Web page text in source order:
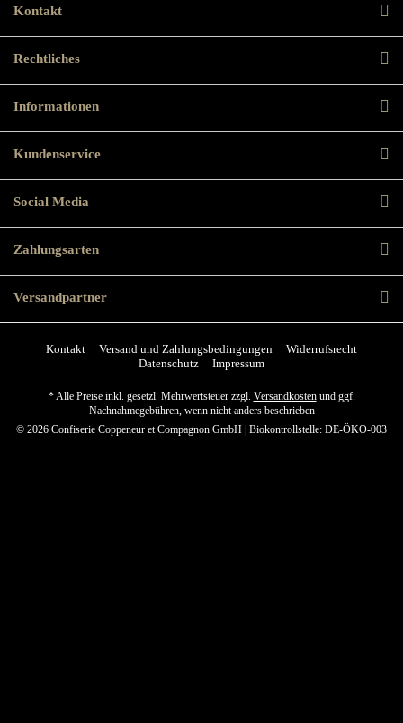
Kontakt
Rechtliches
Informationen
Kundenservice
Social Media
Zahlungsarten
Versandpartner
Kontakt Versand und Zahlungsbedingungen
Widerrufsrecht
Datenschutz
Impressum
* Alle Preise inkl. gesetzl. Mehrwertsteuer zzgl. Versandkostenund ggf.
Nachnahmegebühren, wenn nicht anders beschrieben
© 2026 Confiserie Coppeneur et Compagnon GmbH | Biokontrollstelle: DE-ÖKO-003